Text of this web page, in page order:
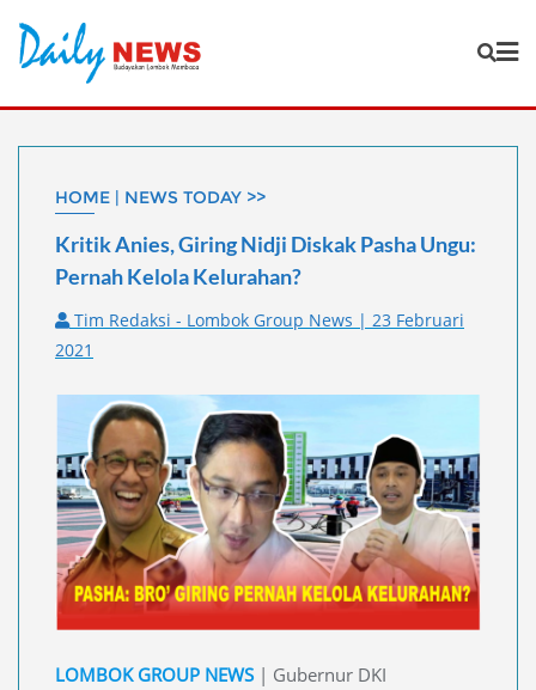
content
HOME | NEWS TODAY >>
Kritik Anies, Giring Nidji Diskak Pasha Ungu:
Pernah Kelola Kelurahan?
Tim Redaksi - Lombok Group News | 23 Februari
2021
LOMBOK GROUP NEWS | Gubernur DKI